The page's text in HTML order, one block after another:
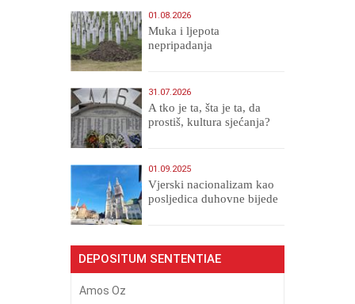
01.08.2026
Muka i ljepota
nepripadanja
31.07.2026
A tko je ta, šta je ta, da
prostiš, kultura sjećanja?
01.09.2025
​Vjerski nacionalizam kao
posljedica duhovne bijede
DEPOSITUM SENTENTIAE
Amos Oz